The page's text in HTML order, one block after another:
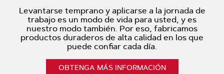
Levantarse temprano y aplicarse a la jornada de
trabajo es un modo de vida para usted, y es
nuestro modo también. Por eso, fabricamos
productos duraderos de alta calidad en los que
puede confiar cada día.
OBTENGA MÁS INFORMACIÓN